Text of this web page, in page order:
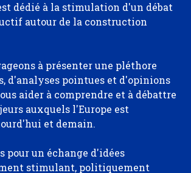
dédié à la stimulation d'un débat
autour de la construction
à présenter une pléthore
d'analyses pointues et d'opinions
aider à comprendre et à débattre
auxquels l'Europe est
et demain.
pour un échange d'idées
stimulant, politiquement